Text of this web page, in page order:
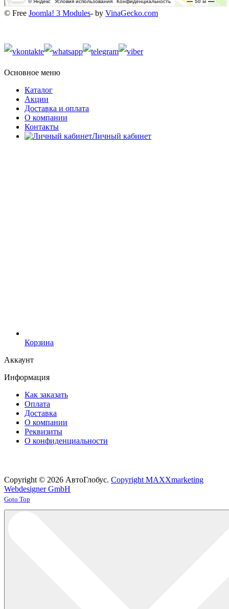
© Free Joomla! 3 Modules- by VinaGecko.com
Основное меню
Каталог
Акции
Доставка и оплата
О компании
Контакты
Личный кабинет
Корзина
Аккаунт
Информация
Как заказать
Оплата
Доставка
О компании
Реквизиты
О конфиденциальности
Copyright © 2026 АвтоГлобус. Copyright MAXXmarketing
Webdesigner GmbH
Joomla! 3 Templates
Goto Top